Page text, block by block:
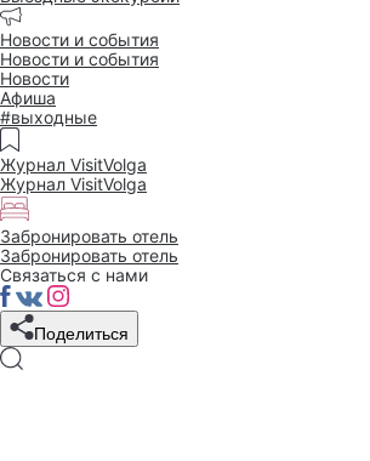
Новости и события
Новости и события
Новости
Афиша
#выходные
Журнал VisitVolga
Журнал VisitVolga
Забронировать отель
Забронировать отель
Связаться с нами
Поделиться